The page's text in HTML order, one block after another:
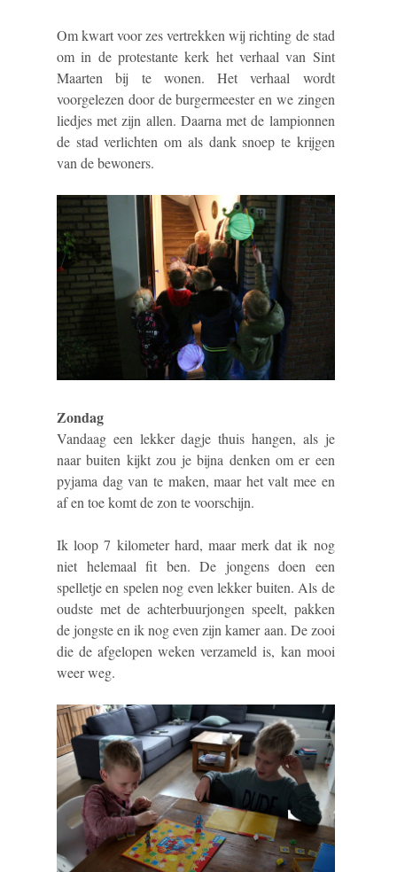
Om kwart voor zes vertrekken wij richting de stad
om in de protestante kerk het verhaal van Sint
Maarten bij te wonen. Het verhaal wordt
voorgelezen door de burgermeester en we zingen
liedjes met zijn allen. Daarna met de lampionnen
de stad verlichten om als dank snoep te krijgen
van de bewoners.
Zondag
Vandaag een lekker dagje thuis hangen, als je
naar buiten kijkt zou je bijna denken om er een
pyjama dag van te maken, maar het valt mee en
af en toe komt de zon te voorschijn.
Ik loop 7 kilometer hard, maar merk dat ik nog
niet helemaal fit ben. De jongens doen een
spelletje en spelen nog even lekker buiten. Als de
oudste met de achterbuurjongen speelt, pakken
de jongste en ik nog even zijn kamer aan. De zooi
die de afgelopen weken verzameld is, kan mooi
weer weg.